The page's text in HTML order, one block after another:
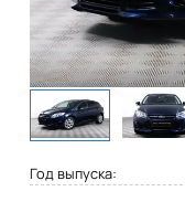
Год выпуска: